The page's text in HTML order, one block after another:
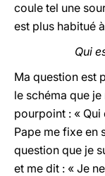
coule tel une
est plus habitué
Qui
Ma question est
le schéma que
pourpoint : «
Pape me fixe en
question que je
et me dit : « Je